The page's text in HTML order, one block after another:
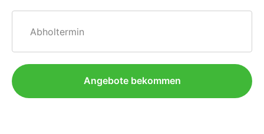
Abholtermin
Angebote bekommen